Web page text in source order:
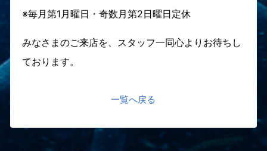
※毎月第1月曜日・奇数月第2日曜日定休
みなさまのご来店を、スタッフ一同心よりお待ちし
ております。
一覧へ戻る